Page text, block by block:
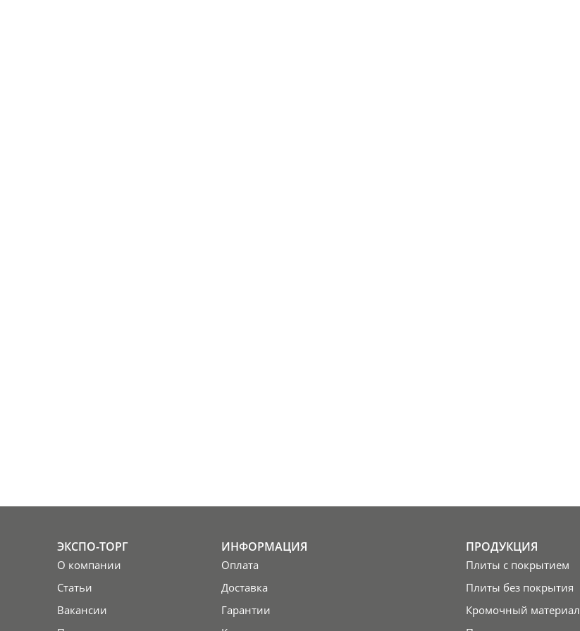
ЭКСПО-ТОРГ
О компании
Статьи
Вакансии
ИНФОРМАЦИЯ
Оплата
Доставка
Гарантии
ПРОДУКЦИЯ
Плиты с покрытием
Плиты без покрытия
Кромочный материал